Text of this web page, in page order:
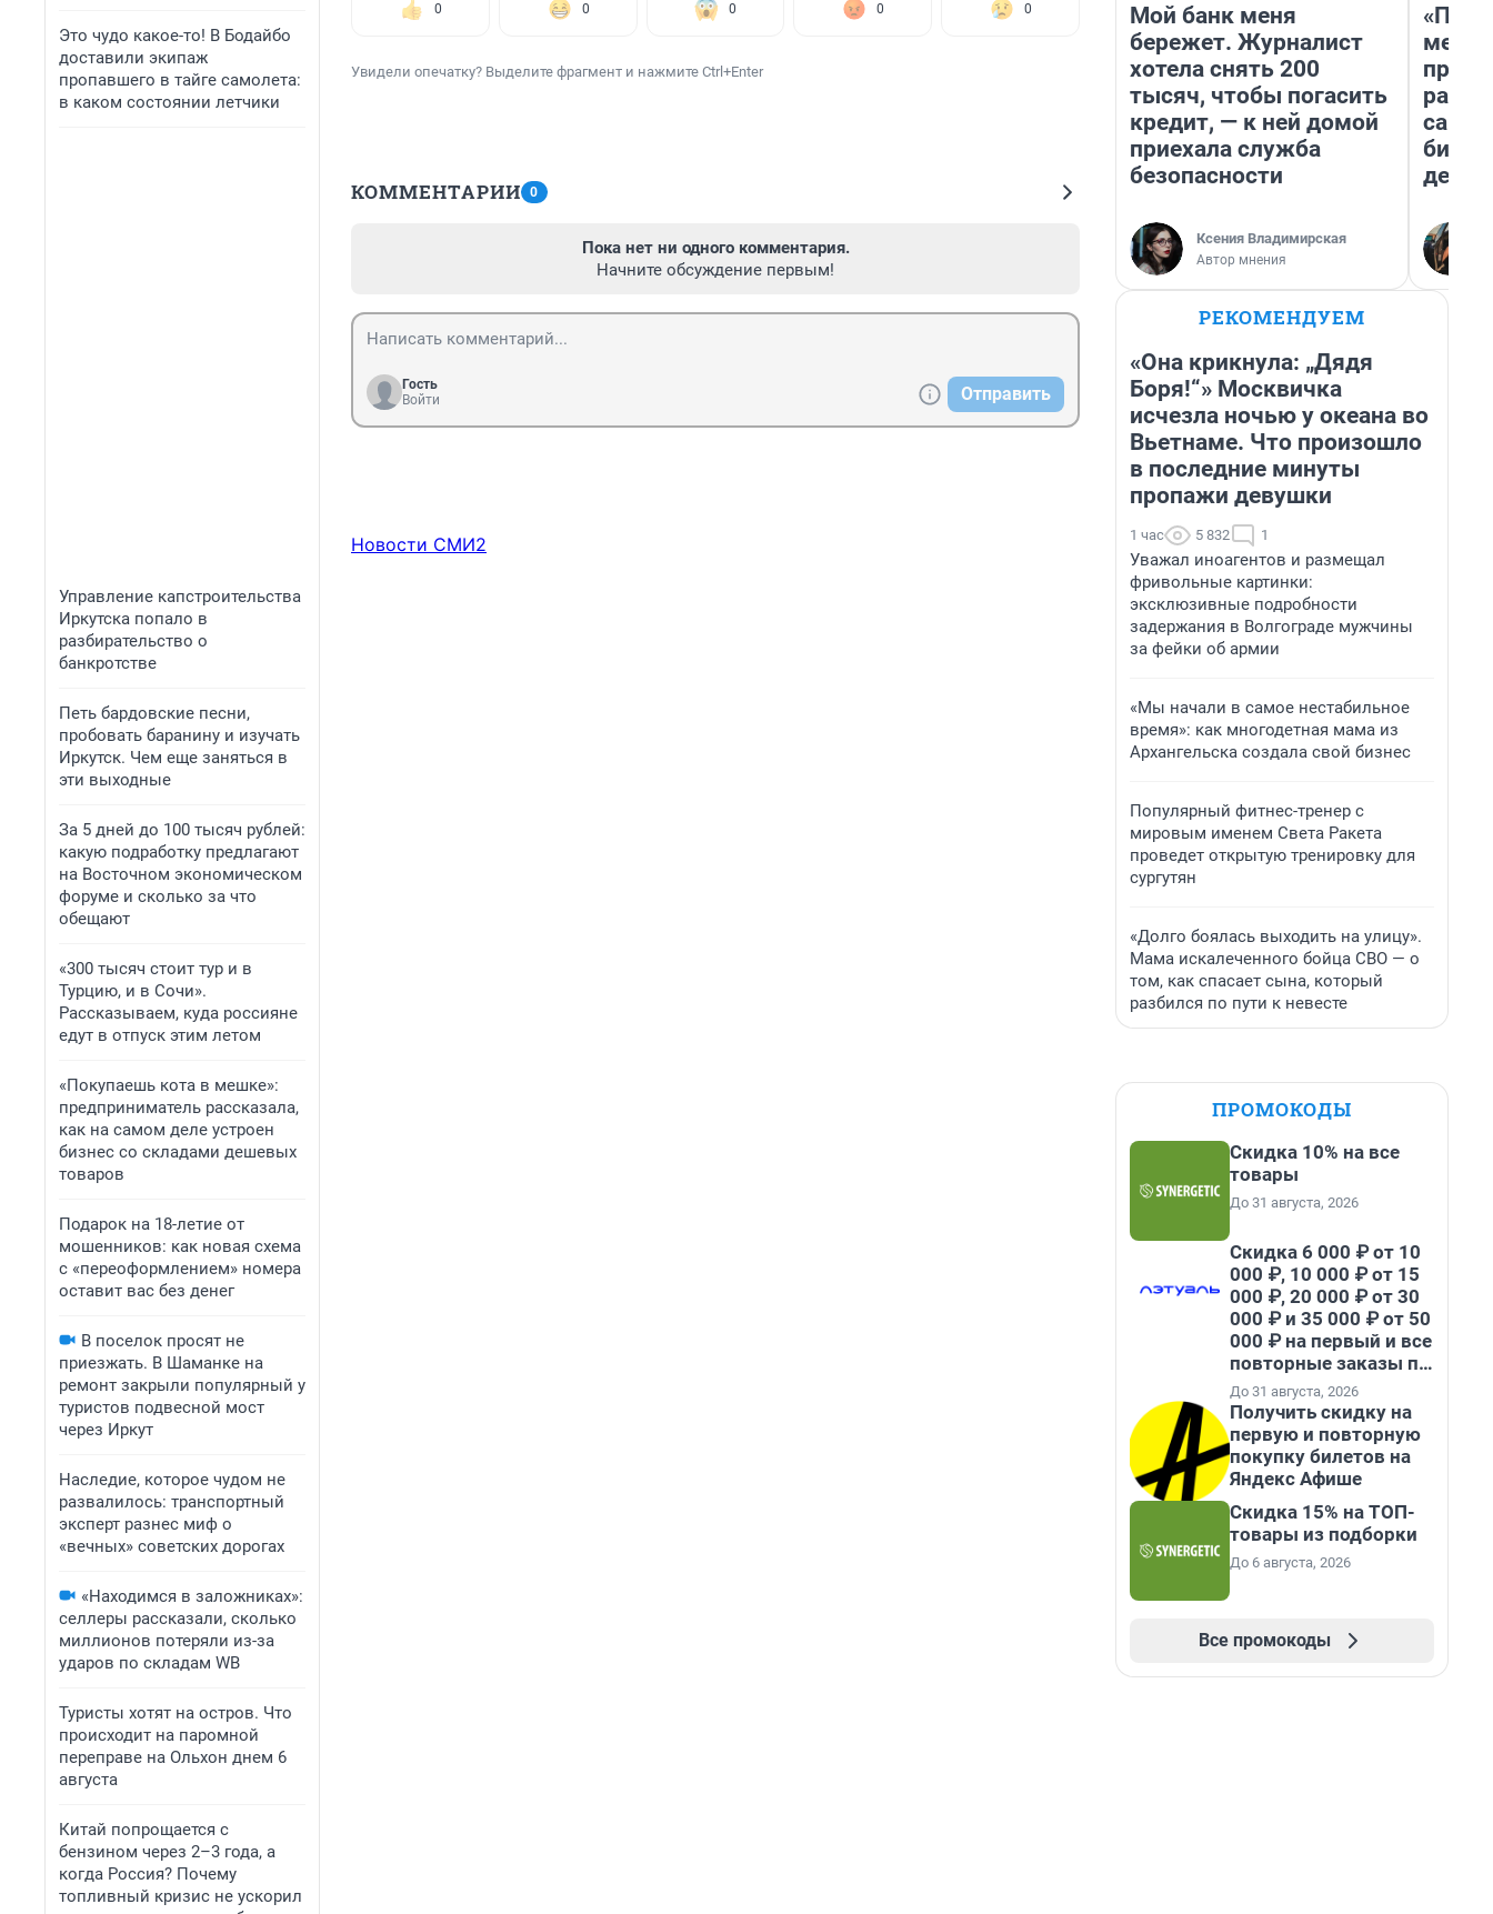
Это чудо какое-то! В Бодайбо
доставили экипаж
пропавшего в тайге самолета:
в каком состоянии летчики
Управление капстроительства
Иркутска попало в
разбирательство о
банкротстве
Петь бардовские песни,
пробовать баранину и изучать
Иркутск. Чем еще заняться в
эти выходные
За 5 дней до 100 тысяч рублей:
какую подработку предлагают
на Восточном экономическом
форуме и сколько за что
обещают
«300 тысяч стоит тур и в
Турцию, и в Сочи».
Рассказываем, куда россияне
едут в отпуск этим летом
«Покупаешь кота в мешке»:
предприниматель рассказала,
как на самом деле устроен
бизнес со складами дешевых
товаров
Подарок на 18-летие от
мошенников: как новая схема
с «переоформлением» номера
оставит вас без денег
В поселок просят не
приезжать. В Шаманке на
ремонт закрыли популярный у
туристов подвесной мост
через Иркут
Наследие, которое чудом не
развалилось: транспортный
эксперт разнес миф о
«вечных» советских дорогах
«Находимся в заложниках»:
селлеры рассказали, сколько
миллионов потеряли из-за
ударов по складам WB
Туристы хотят на остров. Что
происходит на паромной
переправе на Ольхон днем 6
августа
Китай попрощается с
бензином через 2–3 года, а
когда Россия? Почему
топливный кризис не ускорил
0 0 0 0 0
Увидели опечатку? Выделите фрагмент и нажмите Ctrl+Enter
КОММЕНТАРИИ 0
Пока нет ни одного комментария.
Начните обсуждение первым!
Гость
Войти
Отправить
Новости СМИ2
Мой банк меня
бережет. Журналист
хотела снять 200
тысяч, чтобы погасить
кредит, — к ней домой
приехала служба
безопасности
Ксения Владимирская
Автор мнения
РЕКОМЕНДУЕМ
«Она крикнула: „Дядя
Боря!“» Москвичка
исчезла ночью у океана во
Вьетнаме. Что произошло
в последние минуты
пропажи девушки
1 час 5 832 1
Уважал иноагентов и размещал
фривольные картинки:
эксклюзивные подробности
задержания в Волгограде мужчины
за фейки об армии
«Мы начали в самое нестабильное
время»: как многодетная мама из
Архангельска создала свой бизнес
Популярный фитнес-тренер с
мировым именем Света Ракета
проведет открытую тренировку для
сургутян
«Долго боялась выходить на улицу».
Мама искалеченного бойца СВО — о
том, как спасает сына, который
разбился по пути к невесте
ПРОМОКОДЫ
Скидка 10% на все
товары
До 31 августа, 2026
Скидка 6 000 ₽ от 10
000 ₽, 10 000 ₽ от 15
000 ₽, 20 000 ₽ от 30
000 ₽ и 35 000 ₽ от 50
000 ₽ на первый и все
повторные заказы по
промокоду НАБЕРИ
До 31 августа, 2026
Получить скидку на
первую и повторную
покупку билетов на
Яндекс Афише
Скидка 15% на ТОП-
товары из подборки
До 6 августа, 2026
Все промокоды